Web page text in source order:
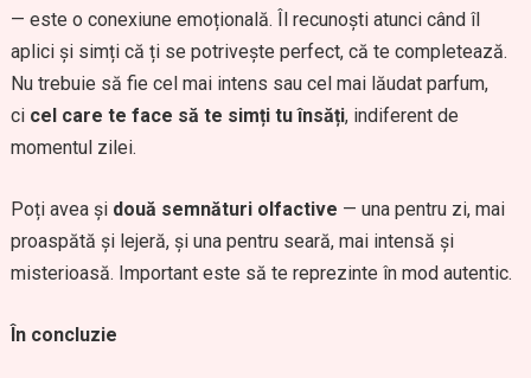
— este o conexiune emoțională. Îl recunoști atunci când îl
aplici și simți că ți se potrivește perfect, că te completează.
Nu trebuie să fie cel mai intens sau cel mai lăudat parfum,
ci cel care te face să te simți tu însăți, indiferent de
momentul zilei.
Poți avea și două semnături olfactive — una pentru zi, mai
proaspătă și lejeră, și una pentru seară, mai intensă și
misterioasă. Important este să te reprezinte în mod autentic.
În concluzie